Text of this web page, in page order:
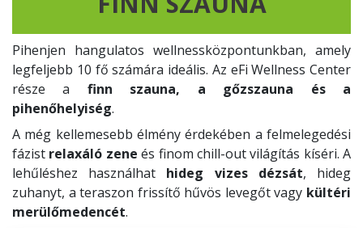
Pihenjen hangulatos wellnessközpontunkban, amely
legfeljebb 10 fő számára ideális. Az eFi Wellness Center
része a finn szauna, a gőzszauna és a
pihenőhelyiség.
A még kellemesebb élmény érdekében a felmelegedési
fázist relaxáló zene és finom chill-out világítás kíséri. A
lehűléshez használhat hideg vizes dézsát, hideg
zuhanyt, a teraszon frissítő hűvös levegőt vagy kültéri
merülőmedencét.